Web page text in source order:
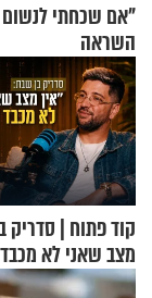
"אם שכחתי לנשום
השראה
קוד פתוח | סדריק
מצב שאני לא
בבוקר בהנחת